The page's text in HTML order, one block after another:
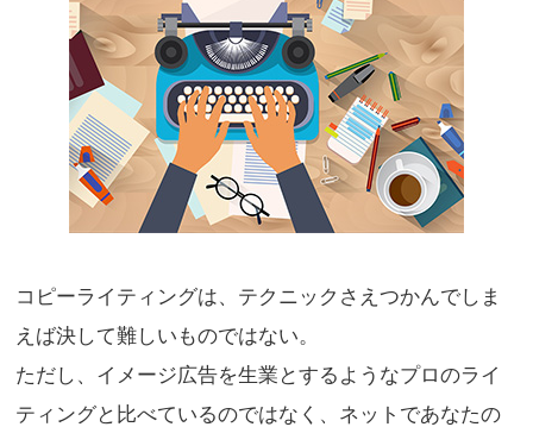
コピーライティングは、テクニックさえつかんでしま
えば決して難しいものではない。
ただし、イメージ広告を生業とするようなプロのライ
ティングと比べているのではなく、ネットであなたの